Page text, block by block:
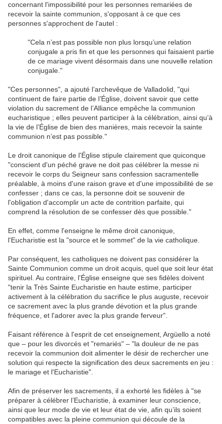
concernant l'impossibilité pour les personnes remariées de
recevoir la sainte communion, s'opposant à ce que ces
personnes s'approchent de l'autel :
"Cela n’est pas possible non plus lorsqu’une relation
conjugale a pris fin et que les personnes qui faisaient partie
de ce mariage vivent désormais dans une nouvelle relation
conjugale."
"Ces personnes", a ajouté l’archevêque de Valladolid, "qui
continuent de faire partie de l’Église, doivent savoir que cette
violation du sacrement de l’Alliance empêche la communion
eucharistique ; elles peuvent participer à la célébration, ainsi qu’à
la vie de l’Église de bien des manières, mais recevoir la sainte
communion n’est pas possible."
Le droit canonique de l'Église stipule clairement que quiconque
"conscient d'un péché grave ne doit pas célébrer la messe ni
recevoir le corps du Seigneur sans confession sacramentelle
préalable, à moins d'une raison grave et d'une impossibilité de se
confesser ; dans ce cas, la personne doit se souvenir de
l'obligation d'accomplir un acte de contrition parfaite, qui
comprend la résolution de se confesser dès que possible."
En effet, comme l'enseigne le même droit canonique,
l'Eucharistie est la "source et le sommet" de la vie catholique.
Par conséquent, les catholiques ne doivent pas considérer la
Sainte Communion comme un droit acquis, quel que soit leur état
spirituel. Au contraire, l'Église enseigne que ses fidèles doivent
"tenir la Très Sainte Eucharistie en haute estime, participer
activement à la célébration du sacrifice le plus auguste, recevoir
ce sacrement avec la plus grande dévotion et la plus grande
fréquence, et l'adorer avec la plus grande ferveur".
Faisant référence à l'esprit de cet enseignement, Argüello a noté
que – pour les divorcés et "remariés" – "la douleur de ne pas
recevoir la communion doit alimenter le désir de rechercher une
solution qui respecte la signification des deux sacrements en jeu :
le mariage et l'Eucharistie".
Afin de préserver les sacrements, il a exhorté les fidèles à "se
préparer à célébrer l’Eucharistie, à examiner leur conscience,
ainsi que leur mode de vie et leur état de vie, afin qu’ils soient
compatibles avec la pleine communion qui découle de la